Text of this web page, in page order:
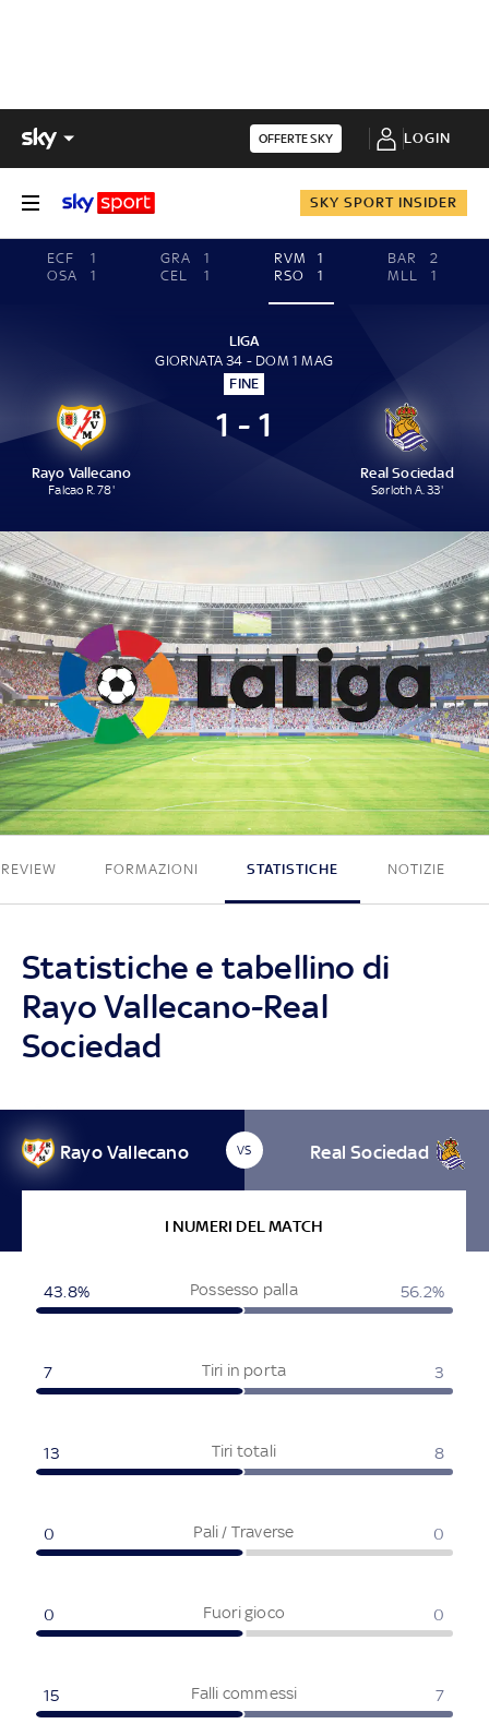
OFFERTE SKY LOGIN
SKY SPORT INSIDER
ECF
1
OSA
1
GRA
1
CEL
1
RVM
1
RSO
1
BAR
2
MLL
1
LIGA
GIORNATA 34 - DOM 1 MAG
FINE
Rayo Vallecano
Falcao R. 78'
1 - 1
Real Sociedad
Sørloth A. 33'
1 - 1
FORMAZIONI STATISTICHE NOTIZIE
Statistiche e tabellino di
Rayo Vallecano-Real
Sociedad
Rayo Vallecano VS Real Sociedad
I NUMERI DEL MATCH
Possesso palla
43.8% 56.2%
Tiri in porta
7 3
Tiri totali
13 8
Pali / Traverse
0 0
Fuori gioco
0 0
Falli commessi
15 7